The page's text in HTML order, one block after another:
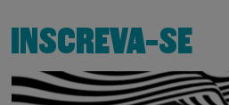
INSCREVA-SE